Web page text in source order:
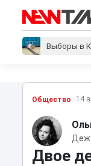
Выборы в
Общество 14
Двое